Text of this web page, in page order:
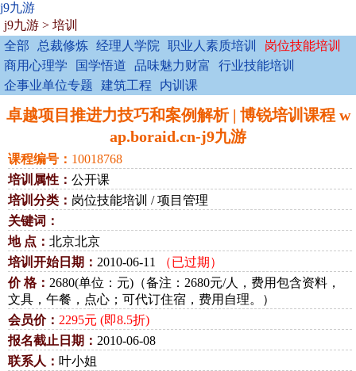
j9九游
j9九游 > 培训
全部
总裁修炼 经理人学院 职业人素质培训
岗位技能培训
商用心理学
国学悟道 品味魅力财富
行业技能培训
企事业单位专题
建筑工程 内训课
卓越项目推进力技巧和案例解析 | 博锐培训课程 w
ap.boraid.cn-j9九游
课程编号： 10018768
培训属性： 公开课
培训分类： 岗位技能培训 / 项目管理
关键词：
地 点： 北京北京
培训开始日期： 2010-06-11
（已过期）
价 格： 2680(单位：元)（备注：2680元/人，费用包含资料，
文具，午餐，点心；可代订住宿，费用自理。）
会员价： 2295元 (即8.5折)
报名截止日期： 2010-06-08
联系人： 叶小姐